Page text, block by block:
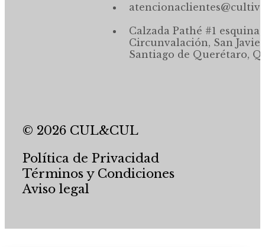
Calzada Pathé #1 esquina,
Circunvalación, San
Santiago de Querétaro,
© 2026 CUL&CUL
Política de Privacidad
Términos y Condiciones
Aviso legal